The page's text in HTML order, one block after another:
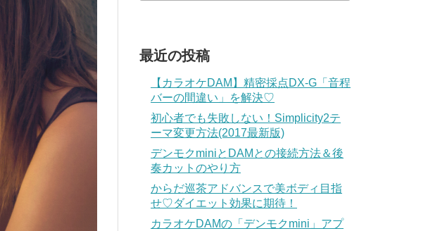
最近の投稿
【カラオケDAM】精密採点DX-G「音程
バーの間違い」を解決♡
初心者でも失敗しない！Simplicity2テ
ーマ変更方法(2017最新版)
デンモクminiとDAMとの接続方法＆後
奏カットのやり方
からだ巡茶アドバンスで美ボディ目指
せ♡ダイエット効果に期待！
カラオケDAMの「デンモクmini」アプ